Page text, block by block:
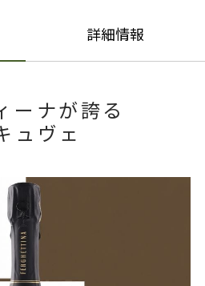
詳細情報
ーナが誇る
ュヴェ